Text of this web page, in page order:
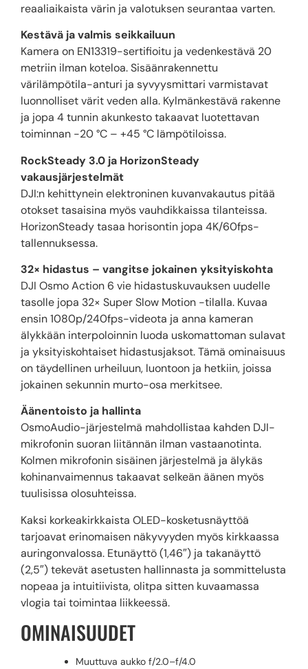
reaaliaikaista värin ja valotuksen seurantaa varten.
Kestävä ja valmis seikkailuun
Kamera on EN13319-sertifioitu ja vedenkestävä 20
metriin ilman koteloa. Sisäänrakennettu
värilämpötila-anturi ja syvyysmittari varmistavat
luonnolliset värit veden alla. Kylmänkestävä rakenne
ja jopa 4 tunnin akunkesto takaavat luotettavan
toiminnan -20 °C – +45 °C lämpötiloissa.
RockSteady 3.0 ja HorizonSteady
vakausjärjestelmät
DJI:n kehittynein elektroninen kuvanvakautus pitää
otokset tasaisina myös vauhdikkaissa tilanteissa.
HorizonSteady tasaa horisontin jopa 4K/60fps-
tallennuksessa.
32× hidastus – vangitse jokainen yksityiskohta
DJI Osmo Action 6 vie hidastuskuvauksen uudelle
tasolle jopa 32× Super Slow Motion -tilalla. Kuvaa
ensin 1080p/240fps-videota ja anna kameran
älykkään interpoloinnin luoda uskomattoman sulavat
ja yksityiskohtaiset hidastusjaksot. Tämä ominaisuus
on täydellinen urheiluun, luontoon ja hetkiin, joissa
jokainen sekunnin murto-osa merkitsee.
Äänentoisto ja hallinta
OsmoAudio-järjestelmä mahdollistaa kahden DJI-
mikrofonin suoran liitännän ilman vastaanotinta.
Kolmen mikrofonin sisäinen järjestelmä ja älykäs
kohinanvaimennus takaavat selkeän äänen myös
tuulisissa olosuhteissa.
Kaksi korkeakirkkaista OLED-kosketusnäyttöä
tarjoavat erinomaisen näkyvyyden myös kirkkaassa
auringonvalossa. Etunäyttö (1,46″) ja takanäyttö
(2,5″) tekevät asetusten hallinnasta ja sommittelusta
nopeaa ja intuitiivista, olitpa sitten kuvaamassa
vlogia tai toimintaa liikkeessä.
OMINAISUUDET
Muuttuva aukko f/2.0–f/4.0